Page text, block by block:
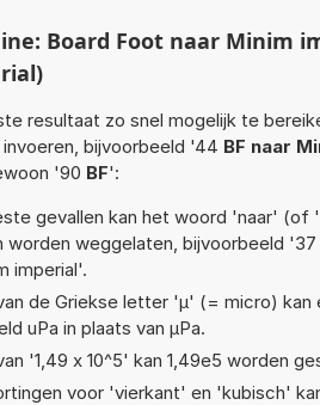
Board Foot naar Minim
resultaat zo snel mogelijk te
bijvoorbeeld '44 BF naar
'90 BF':
gevallen kan het woord 'naar'
worden weggelaten, bijvoorbeeld '37
imperial'.
de Griekse letter 'µ' (= micro) kan
uPa in plaats van µPa.
'1,49 x 10^5' kan 1,49e5 worden
voor 'vierkant' en 'kubisch'